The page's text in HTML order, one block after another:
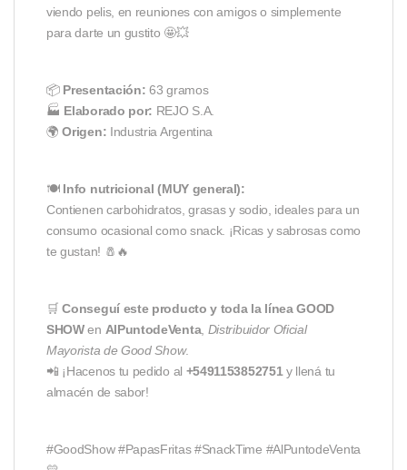
viendo pelis, en reuniones con amigos o simplemente
para darte un gustito 🤩💥
📦 Presentación: 63 gramos
🏭 Elaborado por: REJO S.A.
🌍Origen: Industria Argentina
🍽️ Info nutricional (MUY general):
Contienen carbohidratos, grasas y sodio, ideales para un
consumo ocasional como snack. ¡Ricas y sabrosas como
te gustan! 🧂🔥
🛒Conseguí este producto y toda la línea GOOD
SHOWen AlPuntodeVenta, Distribuidor Oficial
Mayorista de Good Show.
📲 ¡Hacenos tu pedido al +5491153852751y llená tu
almacén de sabor!
#GoodShow #PapasFritas #SnackTime #AlPuntodeVenta